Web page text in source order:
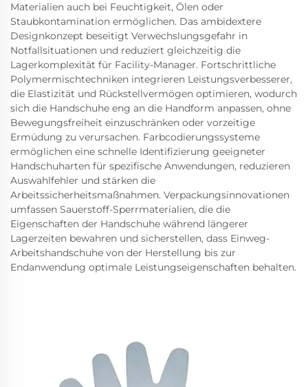
Materialien auch bei Feuchtigkeit, Ölen oder
Staubkontamination ermöglichen. Das ambidextere
Designkonzept beseitigt Verwechslungsgefahr in
Notfallsituationen und reduziert gleichzeitig die
Lagerkomplexität für Facility-Manager. Fortschrittliche
Polymermischtechniken integrieren Leistungsverbesserer,
die Elastizität und Rückstellvermögen optimieren, wodurch
sich die Handschuhe eng an die Handform anpassen, ohne
Bewegungsfreiheit einzuschränken oder vorzeitige
Ermüdung zu verursachen. Farbcodierungssysteme
ermöglichen eine schnelle Identifizierung geeigneter
Handschuharten für spezifische Anwendungen, reduzieren
Auswahlfehler und stärken die
Arbeitssicherheitsmaßnahmen. Verpackungsinnovationen
umfassen Sauerstoff-Sperrmaterialien, die die
Eigenschaften der Handschuhe während längerer
Lagerzeiten bewahren und sicherstellen, dass Einweg-
Arbeitshandschuhe von der Herstellung bis zur
Endanwendung optimale Leistungseigenschaften behalten.